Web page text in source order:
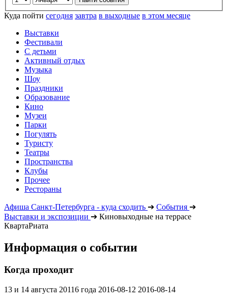
Куда пойти сегодня завтра в выходные в этом месяце
Выставки
Фестивали
С детьми
Активный отдых
Музыка
Шоу
Праздники
Образование
Кино
Музеи
Парки
Погулять
Туристу
Театры
Пространства
Клубы
Прочее
Рестораны
Афиша Санкт-Петербурга - куда сходить ➔ События ➔
Выставки и экспозиции ➔ Киновыходные на террасе
КвартаРиата
Информация о событии
Когда проходит
13 и 14 августа 20116 года 2016-08-12 2016-08-14